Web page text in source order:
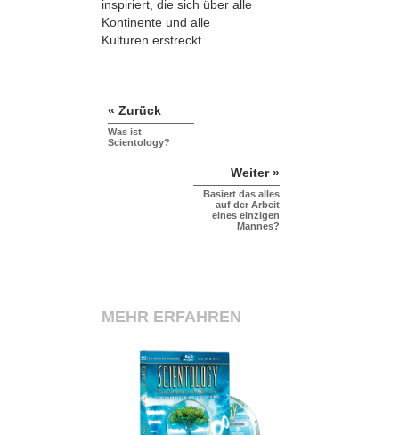
inspiriert, die sich über alle
Kontinente und alle
Kulturen erstreckt.
« Zurück
Was ist
Scientology?
Weiter »
Basiert das alles
auf der Arbeit
eines einzigen
Mannes?
MEHR ERFAHREN